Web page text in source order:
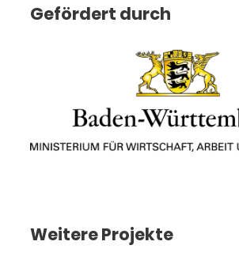
Gefördert durch
Weitere Projekte